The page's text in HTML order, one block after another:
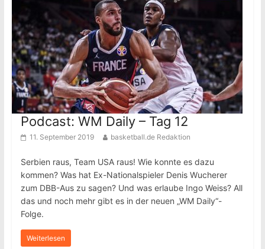
Podcast: WM Daily – Tag 12
11. September 2019 basketball.de Redaktion
Serbien raus, Team USA raus! Wie konnte es dazu
kommen? Was hat Ex-Nationalspieler Denis Wucherer
zum DBB-Aus zu sagen? Und was erlaube Ingo Weiss? All
das und noch mehr gibt es in der neuen „WM Daily“-
Folge.
Weiterlesen